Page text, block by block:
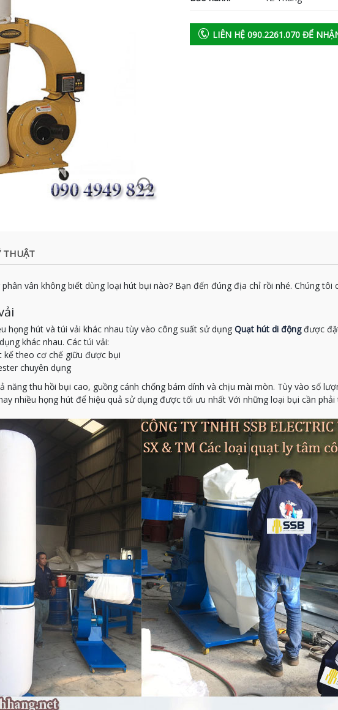
LIÊN HỆ 090.2261.070 ĐỂ
THUẬT
vân không biết dùng loại hút bụi nào? Bạn đến đúng địa chỉ rồi nhé. Chúng tôi
họng hút và túi vải khác nhau tùy vào công suất sử dụng Quạt hút di độngđược
khác nhau. Các túi vải:
theo cơ chế giữu được bụi
chuyên dụng
năng thu hồi bụi cao, guồng cánh chống bám dính và chịu mài mòn. Tùy vào số
nhiều họng hút để hiệu quả sử dụng được tối ưu nhất Với những loại bụi cần